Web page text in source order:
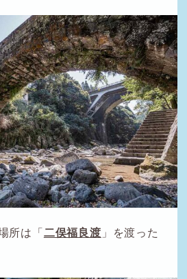
所は「 二俣福良渡 」を渡った